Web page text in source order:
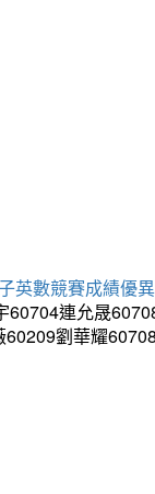
英數競賽成績優
連允晟
劉華耀